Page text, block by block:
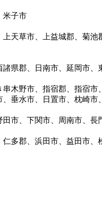
米子市
天草市、上益城郡、菊
県郡、日南市、延岡市
木野市、指宿郡、指宿
垂水市、日置市、枕崎市
市、下関市、周南市、
多郡、浜田市、益田市、